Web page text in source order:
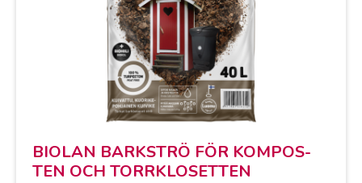
BIO­LAN BARK­STRÖ FÖR KOM­POS­
TEN OCH TORRKLO­SET­TEN